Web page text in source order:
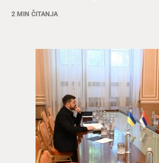
2 MIN ČITANJA